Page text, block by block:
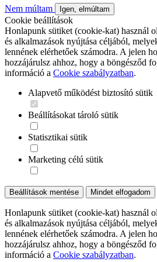
Nem múltam Igen, elmúltam
Cookie beállítások
Honlapunk sütiket (cookie-kat) használ
és alkalmazások nyújtása céljából,
lennének elérhetőek számodra. A jelen
hozzájárulsz ahhoz, hogy a böngésződ
információ a Cookie szabályzatban.
Alapvető működést biztosító sütik
Beállításokat tároló sütik
Statisztikai sütik
Marketing célú sütik
Beállítások mentése Mindet elfogadom
Honlapunk sütiket (cookie-kat) használ
és alkalmazások nyújtása céljából,
lennének elérhetőek számodra. A jelen
hozzájárulsz ahhoz, hogy a böngésződ
információ a Cookie szabályzatban.